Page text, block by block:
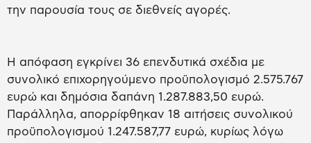
την παρουσία τους σε διεθνείς αγορές.
Η απόφαση εγκρίνει 36 επενδυτικά σχέδια με
συνολικό επιχορηγούμενο προϋπολογισμό 2.575.767
ευρώ και δημόσια δαπάνη 1.287.883,50 ευρώ.
Παράλληλα, απορρίφθηκαν 18 αιτήσεις συνολικού
προϋπολογισμού 1.247.587,77 ευρώ, κυρίως λόγω